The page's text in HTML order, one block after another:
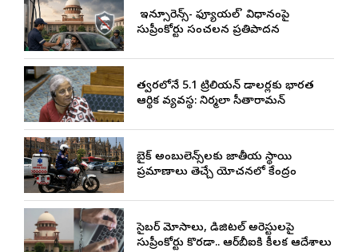
నో ఇన్సూరెన్స్-నో ఫ్యూయల్’ విధానంపై
సుప్రీంకోర్టు సంచలన ప్రతిపాదన
త్వరలోనే 5.1 ట్రిలియన్ డాలర్లకు భారత
ఆర్థిక వ్యవస్థ: నిర్మలా సీతారామన్
బైక్ అంబులెన్స్‌లకు జాతీయ స్థాయి
ప్రమాణాలు తెచ్చే యోచనలో కేంద్రం
సైబర్ మోసాలు, డిజిటల్ అరెస్టులపై
సుప్రీంకోర్టు కొరడా.. ఆర్‌బీఐకి కీలక ఆదేశాలు